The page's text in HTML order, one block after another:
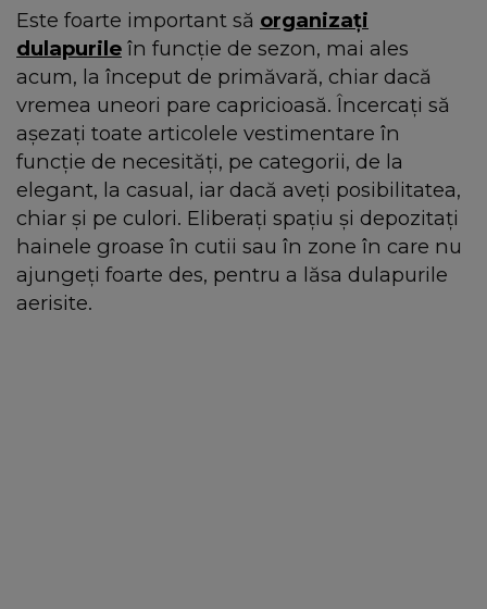
Este foarte important să organizați
dulapurile în funcție de sezon, mai ales
acum, la început de primăvară, chiar dacă
vremea uneori pare capricioasă. Încercați să
așezați toate articolele vestimentare în
funcție de necesități, pe categorii, de la
elegant, la casual, iar dacă aveți posibilitatea,
chiar și pe culori. Eliberați spațiu și depozitați
hainele groase în cutii sau în zone în care nu
ajungeți foarte des, pentru a lăsa dulapurile
aerisite.